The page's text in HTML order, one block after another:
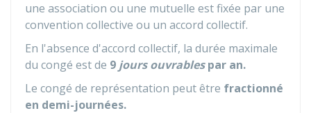
une association ou une mutuelle est fixée par une
convention collective ou un accord collectif.
En l'absence d'accord collectif, la durée maximale
du congé est de 9 jours ouvrablespar an.
Le congé de représentation peut être fractionné
en demi-journées.